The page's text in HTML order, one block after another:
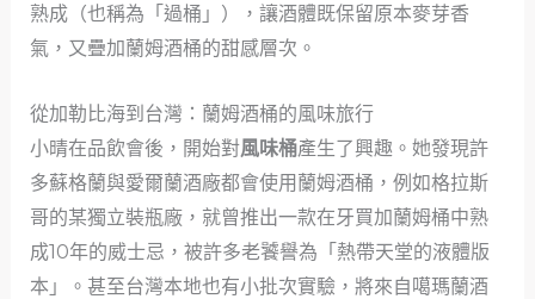
熟成（也稱為「過桶」），讓酒體既保留原本麥芽香
氣，又疊加蘭姆酒桶的甜感層次。
從加勒比海到台灣：蘭姆酒桶的風味旅行
小晴在品飲會後，開始對風味桶產生了興趣。她發現許
多蘇格蘭與愛爾蘭酒廠都會使用蘭姆酒桶，例如格拉斯
哥的某獨立裝瓶廠，就曾推出一款在牙買加蘭姆桶中熟
成10年的威士忌，被許多老饕譽為「熱帶天堂的液體版
本」。甚至台灣本地也有小批次實驗，將來自噶瑪蘭酒